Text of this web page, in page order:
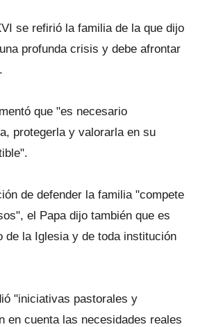
se refirió la familia de la que dijo
profunda crisis y debe afrontar
que "es necesario
protegerla y valorarla en su
de defender la familia "compete
el Papa dijo también que es
de la Iglesia y de toda institución
"iniciativas pastorales y
en cuenta las necesidades reales